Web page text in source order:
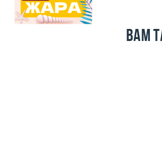
Вам